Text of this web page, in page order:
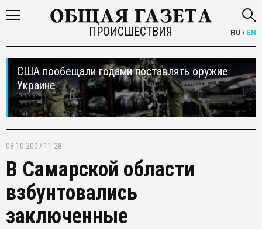
ПРОИСШЕСТВИЯ RU /EN
США пообещали годами поставлять оружие
Украине
08.10.2007 11:28
В Самарской области
взбунтовались
заключенные